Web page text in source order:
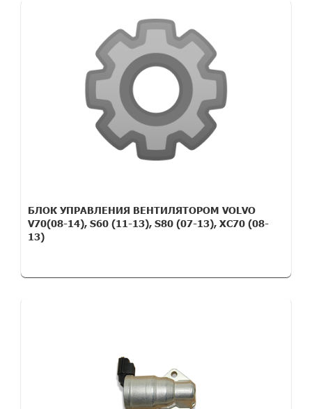
БЛОК УПРАВЛЕНИЯ ВЕНТИЛЯТОРОМ VOLVO
V70(08-14), S60 (11-13), S80 (07-13), XC70 (08-
13)